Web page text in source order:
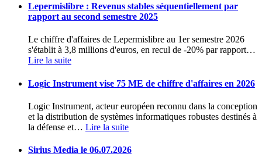
Lepermislibre : Revenus stables séquentiellement par
rapport au second semestre 2025
Le chiffre d'affaires de Lepermislibre au 1er semestre 2026
s'établit à 3,8 millions d'euros, en recul de -20% par rapport…
Lire la suite
Logic Instrument vise 75 ME de chiffre d'affaires en 2026
Logic Instrument, acteur européen reconnu dans la conception
et la distribution de systèmes informatiques robustes destinés à
la défense et… Lire la suite
Sirius Media le 06.07.2026